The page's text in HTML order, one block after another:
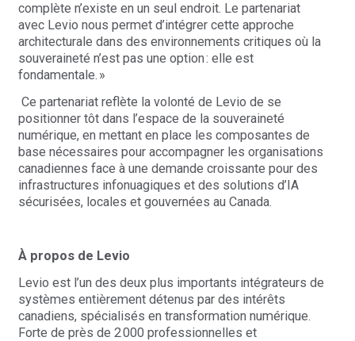
complète n’existe en un seul endroit. Le partenariat
avec Levio nous permet d’intégrer cette approche
architecturale dans des environnements critiques où la
souveraineté n’est pas une option: elle est
fondamentale. »
Ce partenariat reflète la volonté de Levio de se
positionner tôt dans l’espace de la souveraineté
numérique, en mettant en place les composantes de
base nécessaires pour accompagner les organisations
canadiennes face à une demande croissante pour des
infrastructures infonuagiques et des solutions d’IA
sécurisées, locales et gouvernées au Canada.
À propos de Levio
Levio est l’un des deux plus importants intégrateurs de
systèmes entièrement détenus par des intérêts
canadiens, spécialisés en transformation numérique.
Forte de près de 2000 professionnelles et